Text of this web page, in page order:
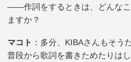
――作詞をするときは、どんな
ますか？
マコト ：多分、KIBAさんもそう
普段から歌詞を書きためたりは